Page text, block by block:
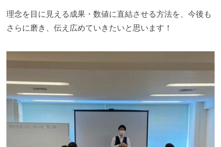
理念を目に見える成果・数値に直結させる方法を、今後も
さらに磨き、伝え広めていきたいと思います！